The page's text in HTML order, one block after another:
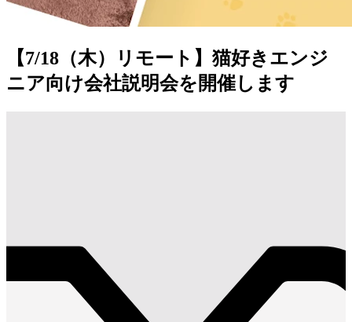
【7/18（木）リモート】猫好きエンジ
ニア向け会社説明会を開催します